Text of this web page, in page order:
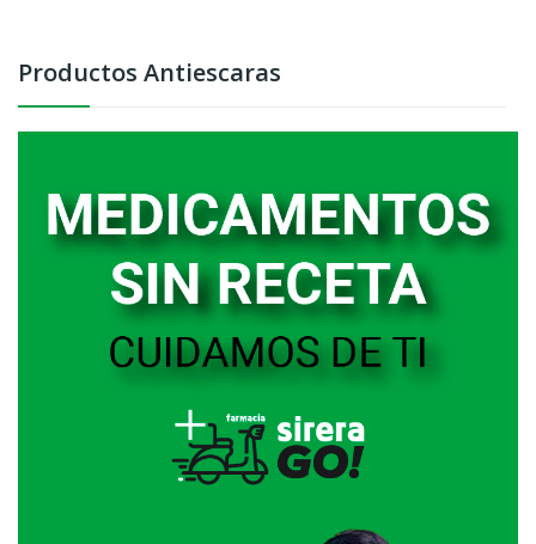
Productos Antiescaras